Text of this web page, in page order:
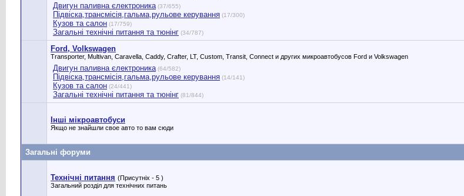
Двигун паливна єлектроника (37/655)
Підвіска,трансмісія,гальма,рульове керування (17/300)
Кузов та салон (17/759)
Загальні технічні питання та тюнінг (34/787)
Ford, Volkswagen
Transporter, Multivan, Caravella, Caddy, Crafter, LT, Custom, Transit, Connect и других микроавтобусов Ford и Volkswagen
Двигун паливна єлектроника (64/582)
Підвіска,трансмісія,гальма,рульове керування (14/141)
Кузов та салон (24/441)
Загальні технічні питання та тюнінг (81/844)
Інші мікроавтобуси
Якщо не знайшли свое авто то вам сюди
Загальні форуми
Технічні питання (Присутніх - 5 )
Загальний розділ для технічних питань